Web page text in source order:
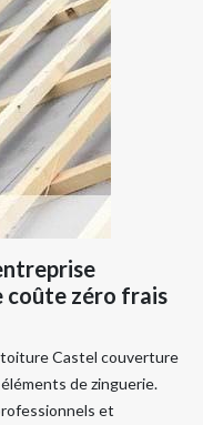
coûte zéro frais
Castel couverture
de zinguerie.
et